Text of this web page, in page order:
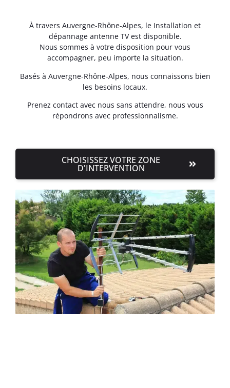
À travers Auvergne-Rhône-Alpes, le Installation et
dépannage antenne TV est disponible.
Nous sommes à votre disposition pour vous
accompagner, peu importe la situation.
Basés à Auvergne-Rhône-Alpes, nous connaissons bien
les besoins locaux.
Prenez contact avec nous sans attendre, nous vous
répondrons avec professionnalisme.
CHOISISSEZ VOTRE ZONE
D'INTERVENTION